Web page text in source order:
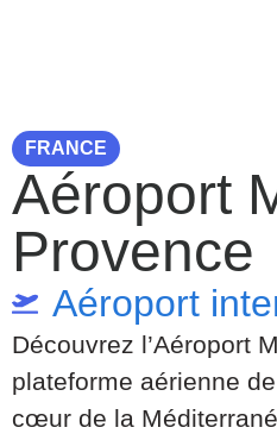
FRANCE
Aéroport
Provence
Aéroport
Découvrez l’Aéroport
plateforme aérienne
cœur de la